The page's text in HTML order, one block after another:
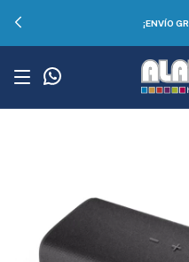
¡ENVÍO GRATIS A